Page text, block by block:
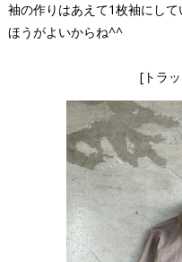
袖の作りはあえて1枚袖にし
ほうがよいからね^^
[トラ